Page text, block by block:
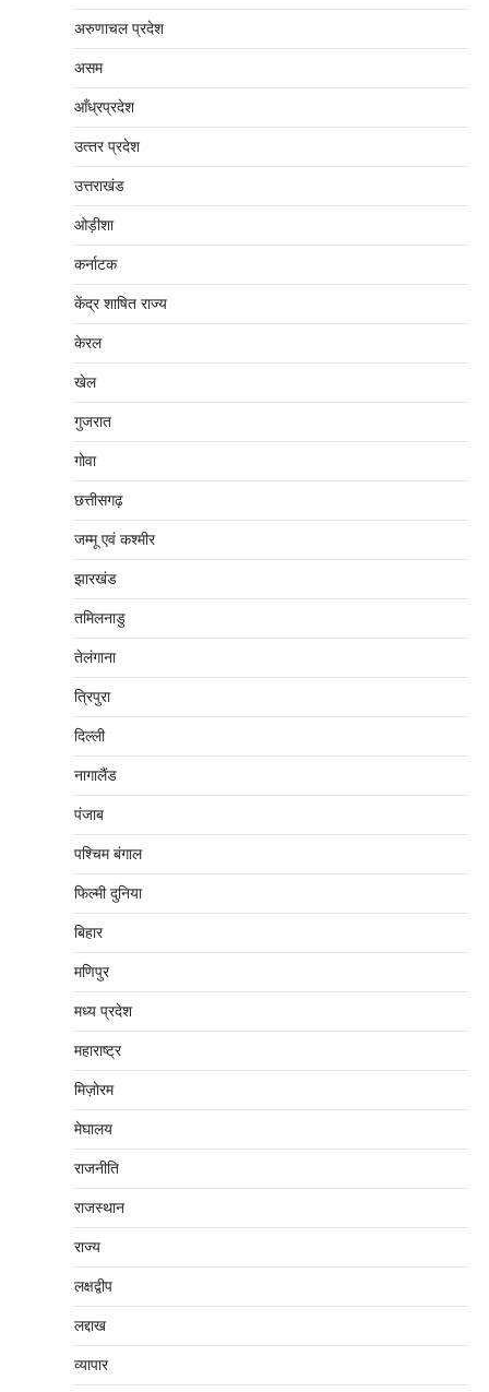
अरुणाचल प्रदेश
असम
आँध्रप्रदेश
उत्‍तर प्रदेश
उत्तराखंड
ओड़ीशा
कर्नाटक
केंद्र शाषित राज्य
केरल
खेल
गुजरात
गोवा
छत्तीसगढ़
जम्‍मू एवं कश्‍मीर
झारखंड
तमिलनाडु
तेलंगाना
त्रिपुरा
दिल्‍ली
नागालैंड
पंजाब
पश्चिम बंगाल
फिल्मी दुनिया
बिहार
मणिपुर
मध्‍य प्रदेश
महाराष्‍ट्र
मिज़ोरम
मेघालय
राजनीति
राजस्थान
राज्य
लक्षद्वीप
लद्दाख
व्यापार